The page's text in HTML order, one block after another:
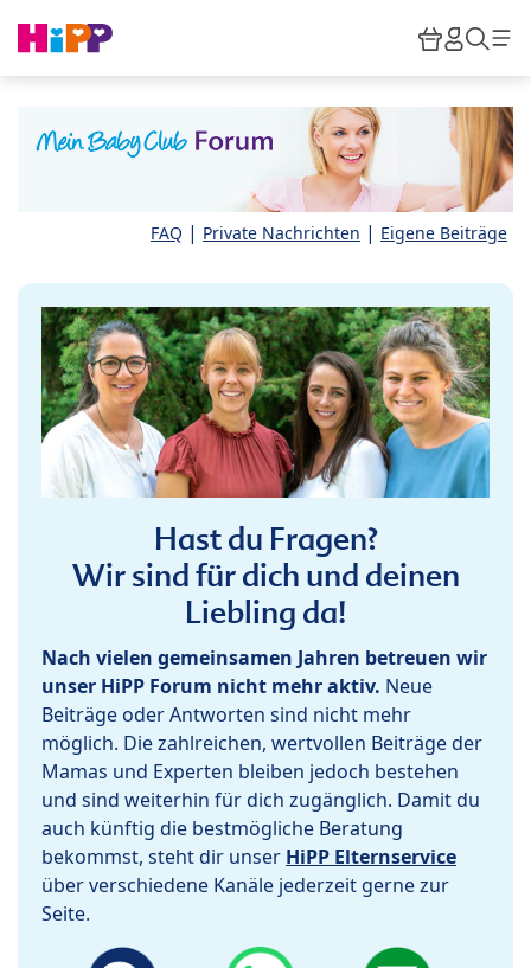
HiPP
FAQ | Private Nachrichten | Eigene Beiträge
Hast du Fragen?
Wir sind für dich und deinen
Liebling da!
Nach vielen gemeinsamen Jahren betreuen wir
unser HiPP Forum nicht mehr aktiv. Neue
Beiträge oder Antworten sind nicht mehr
möglich. Die zahlreichen, wertvollen Beiträge der
Mamas und Experten bleiben jedoch bestehen
und sind weiterhin für dich zugänglich. Damit du
auch künftig die bestmögliche Beratung
bekommst, steht dir unser HiPP Elternservice
über verschiedene Kanäle jederzeit gerne zur
Seite.